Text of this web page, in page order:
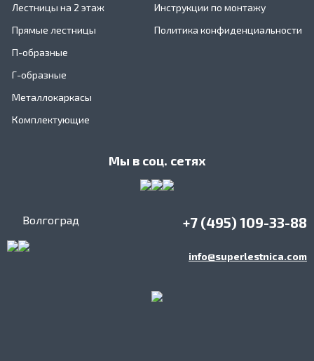
Лестницы на 2 этаж
Прямые лестницы
П-образные
Г-образные
Металлокаркасы
Комплектующие
Инструкции по монтажу
Политика конфиденциальности
Мы в соц. сетях
Волгоград +7 (495) 109-33-88
info@superlestnica.com